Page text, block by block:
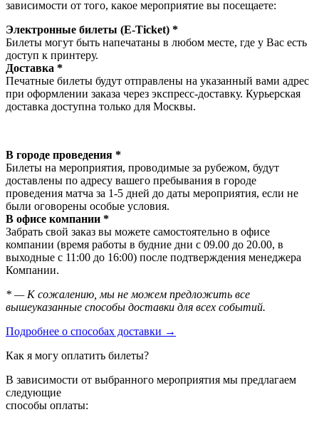
зависимости от того, какое мероприятие вы посещаете:
Электронные билеты (E-Ticket) *
Билеты могут быть напечатаны в любом месте, где у Вас есть
доступ к принтеру.
Доставка *
Печатные билеты будут отправлены на указанный вами адрес
при оформлении заказа через экспресс-доставку. Курьерская
доставка доступна только для Москвы.
В городе проведения *
Билеты на мероприятия, проводимые за рубежом, будут
доставлены по адресу вашего пребывания в городе
проведения матча за 1-5 дней до даты мероприятия, если не
были оговорены особые условия.
В офисе компании *
Забрать свой заказ вы можете самостоятельно в офисе
компании (время работы в будние дни с 09.00 до 20.00, в
выходные с 11:00 до 16:00) после подтверждения менеджера
Компании.
* — К сожалению, мы не можем предложить все
вышеуказанные способы доставки для всех событий.
Подробнее о способах доставки →
Как я могу оплатить билеты?
В зависимости от выбранного мероприятия мы предлагаем
следующие
способы оплаты: